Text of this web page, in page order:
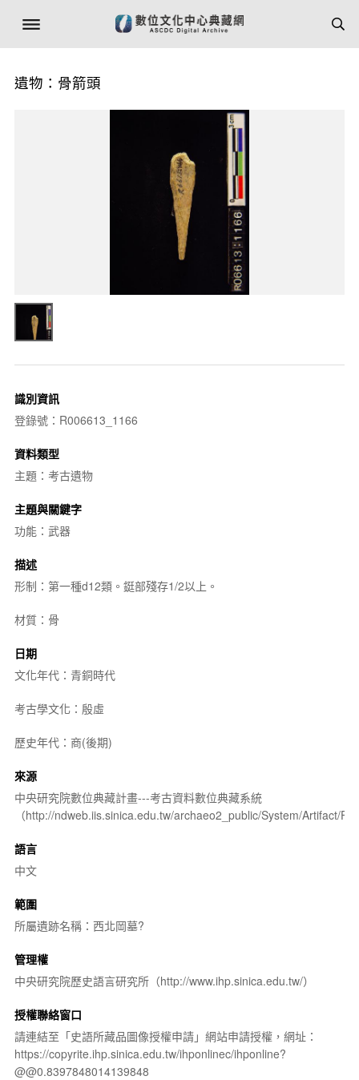
遺物：骨箭頭
識別資訊
登錄號：R006613_1166
資料類型
主題：考古遺物
主題與關鍵字
功能：武器
描述
形制：第一種d12類。鋌部殘存1/2以上。
材質：骨
日期
文化年代：青銅時代
考古學文化：殷虛
歷史年代：商(後期)
來源
中央研究院數位典藏計畫---考古資料數位典藏系統
（http://ndweb.iis.sinica.edu.tw/archaeo2_public/System/Artifact/
語言
中文
範圍
所屬遺跡名稱：西北岡墓?
管理權
中央研究院歷史語言研究所（http://www.ihp.sinica.edu.tw/）
授權聯絡窗口
請連結至「史語所藏品圖像授權申請」網站申請授權，網址：
https://copyrite.ihp.sinica.edu.tw/ihponlinec/ihponline?
@@0.8397848014139848